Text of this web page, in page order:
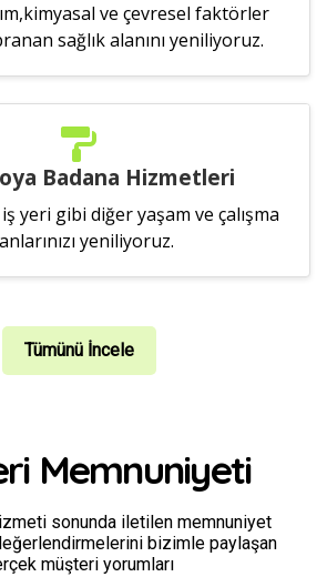
ve çevresel faktörler
sağlık alanını yeniliyoruz.
Badana Hizmetleri
yeri gibi diğer yaşam ve çalışma
yeniliyoruz.
Tümünü İncele
Memnuniyeti
sonunda iletilen memnuniyet
bizimle paylaşan
müşteri yorumları